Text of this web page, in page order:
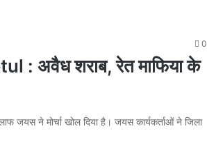
0
: अवैध शराब, रेत माफिया के
जयस ने मोर्चा खोल दिया है। जयस कार्यकर्ताओं ने जिला